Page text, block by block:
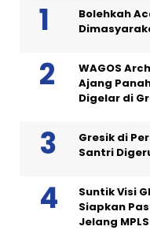
Bolehkah
WAGOS
Ajang
Digelar di
Gresik di
Santri
Suntik Visi
Siapkan
Jelang